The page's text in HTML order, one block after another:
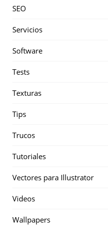
SEO
Servicios
Software
Tests
Texturas
Tips
Trucos
Tutoriales
Vectores para Illustrator
Videos
Wallpapers